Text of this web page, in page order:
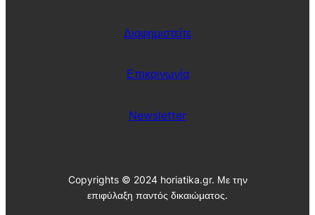
Διαφημιστείτε
Επικοινωνία
Newsletter
Copyrights © 2024 horiatika.gr. Με την
επιφύλαξη παντός δικαιώματος.